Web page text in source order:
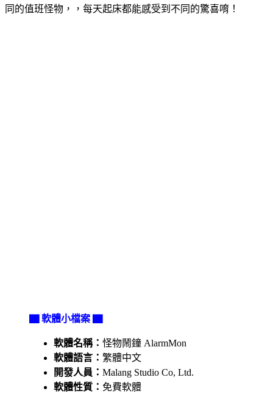
同的值班怪物，，每天起床都能感受到不同的驚喜唷！
▇ 軟體小檔案 ▇
軟體名稱： 怪物鬧鐘 AlarmMon
軟體語言： 繁體中文
開發人員： Malang Studio Co, Ltd.
軟體性質： 免費軟體